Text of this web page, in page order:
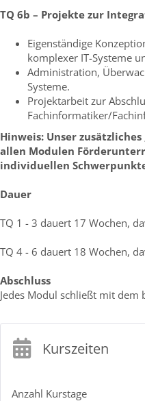
TQ 6b – Projekte zur
Eigenständige
komplexer IT-Systeme
Administration,
Systeme.
Projektarbeit zur
Fachinformatiker/
Hinweis: Unser
allen Modulen
individuellen
Dauer
TQ 1 - 3 dauert 17 Wochen,
TQ 4 - 6 dauert 18 Wochen,
Abschluss
Jedes Modul schließt mit dem
Kurszeiten
Anzahl Kurstage